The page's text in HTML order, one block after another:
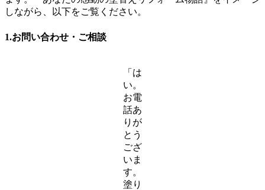
しながら、以下をご覧ください。
1.お問い合わせ・ご相談
「は
い。
お電
話あ
りが
とう
ござ
いま
す。
塗り